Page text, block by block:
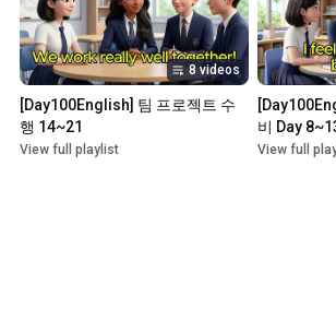
8 videos
[Day100English] 팀 프로젝트 수
행 14~21
View full playlist
비 Day
View full